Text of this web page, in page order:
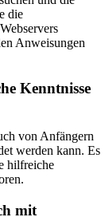
die
Anweisungen
Kenntnisse
von Anfängern
werden kann. Es
hilfreiche
mit